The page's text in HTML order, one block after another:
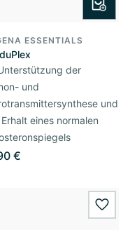
ESSENTIALS
der
und
und
eines normalen
€